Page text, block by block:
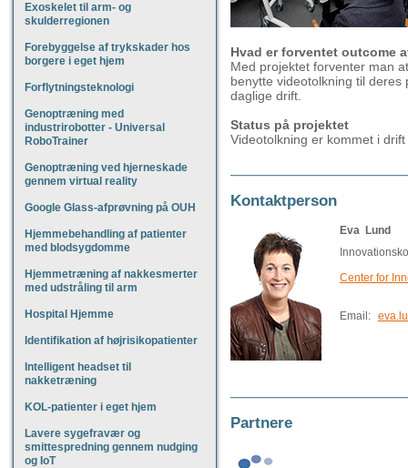
Exoskelet til arm- og
skulderregionen
Forebyggelse af trykskader hos
borgere i eget hjem
Forflytningsteknologi
Genoptræning med
industrirobotter - Universal
RoboTrainer
Genoptræning ved hjerneskade
gennem virtual reality
Google Glass-afprøvning på OUH
Hjemmebehandling af patienter
med blodsygdomme
Hjemmetræning af nakkesmerter
med udstråling til arm
Hospital Hjemme
Identifikation af højrisikopatienter
Intelligent headset til
nakketræning
KOL-patienter i eget hjem
Lavere sygefravær og
smittespredning gennem nudging
og IoT
Hvad er forventet outcome
Med projektet forventer man
benytte videotolkning til
daglige drift.
Status på projektet
Videotolkning er kommet i
Kontaktperson
Eva Lund
Center for
Email:
Partnere